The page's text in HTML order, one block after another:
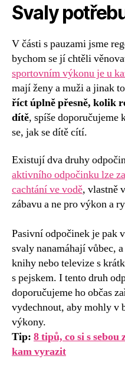
Svaly
V části s pauzami jsme
bychom se jí chtěli
sportovním výkonu je u
mají ženy a muži a jinak
říct úplně přesně, kolik
dítě, spíše doporučujeme
se, jak se dítě cítí.
Existují dva druhy
aktivního odpočinku lze
cachtání ve vodě, vlastně
zábavu a ne pro výkon a
Pasivní odpočinek je pak
svaly nanamáhají vůbec,
knihy nebo televize s
s pejskem. I tento druh
doporučujeme ho občas
vydechnout, aby mohly v
výkony.
Tip: 8 tipů, co si s
kam vyrazit